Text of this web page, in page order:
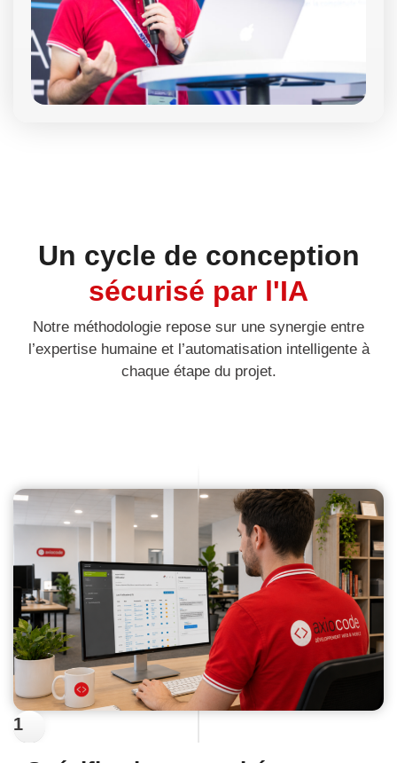
Un cycle de conception
sécurisé par l'IA
Notre méthodologie repose sur une synergie entre
l’expertise humaine et l’automatisation intelligente à
chaque étape du projet.
1